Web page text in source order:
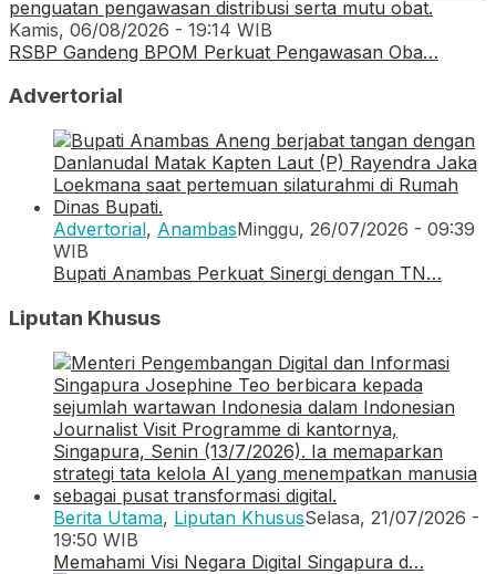
Kamis, 06/08/2026 - 19:14 WIB
RSBP Gandeng BPOM Perkuat Pengawasan Oba…
Advertorial
Advertorial, AnambasMinggu, 26/07/2026 - 09:39
WIB
Bupati Anambas Perkuat Sinergi dengan TN…
Liputan Khusus
Berita Utama, Liputan KhususSelasa, 21/07/2026 -
19:50 WIB
Memahami Visi Negara Digital Singapura d…